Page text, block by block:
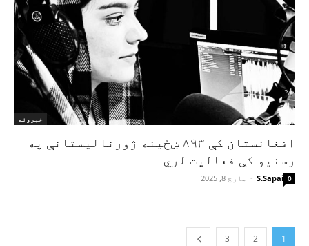
خبرونه
افغانستان کې ۸۹۳ ښځینه ژورنالیستانې په
رسنیو کې فعالیت لري
S.Sapai
- مارچ 8, 2025 0
1
2
3